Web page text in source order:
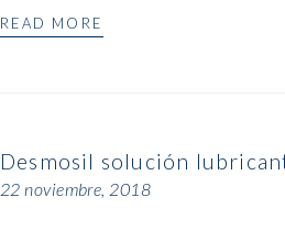
READ MORE
Desmosil solución
22 noviembre, 2018